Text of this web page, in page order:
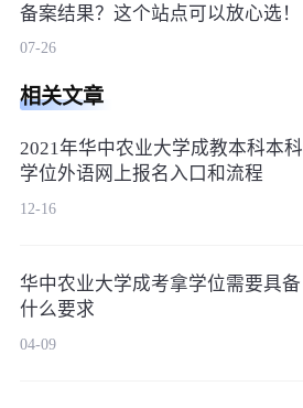
备案结果？这个站点可以放心选！
07-26
相关文章
2021年华中农业大学成教本科本科
学位外语网上报名入口和流程
12-16
华中农业大学成考拿学位需要具备
什么要求
04-09